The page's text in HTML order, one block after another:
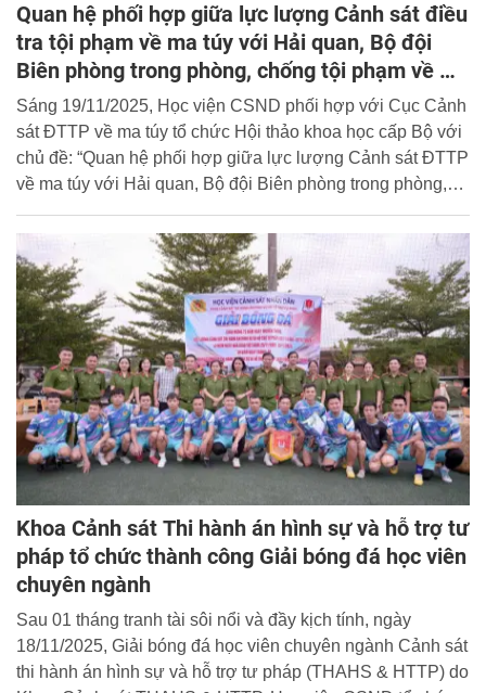
Quan hệ phối hợp giữa lực lượng Cảnh sát điều
tra tội phạm về ma túy với Hải quan, Bộ đội
Biên phòng trong phòng, chống tội phạm về ma
túy trên tuyến biên giới Việt Nam - Lào
Sáng 19/11/2025, Học viện CSND phối hợp với Cục Cảnh
sát ĐTTP về ma túy tổ chức Hội thảo khoa học cấp Bộ với
chủ đề: “Quan hệ phối hợp giữa lực lượng Cảnh sát ĐTTP
về ma túy với Hải quan, Bộ đội Biên phòng trong phòng,
Lào”. Thiếu tướng, TS. Chử Văn Dũng - Phó Giám đốc
Học viện CSND và Đại tá Hoàng Quốc Việt, Phó Cục
trưởng Cục Cảnh sát ĐTTP ma túy, Bộ Công an đồng chủ
trì Hội thảo.
Khoa Cảnh sát Thi hành án hình sự và hỗ trợ tư
pháp tổ chức thành công Giải bóng đá học viên
chuyên ngành
Sau 01 tháng tranh tài sôi nổi và đầy kịch tính, ngày
18/11/2025, Giải bóng đá học viên chuyên ngành Cảnh sát
thi hành án hình sự và hỗ trợ tư pháp (THAHS & HTTP) do